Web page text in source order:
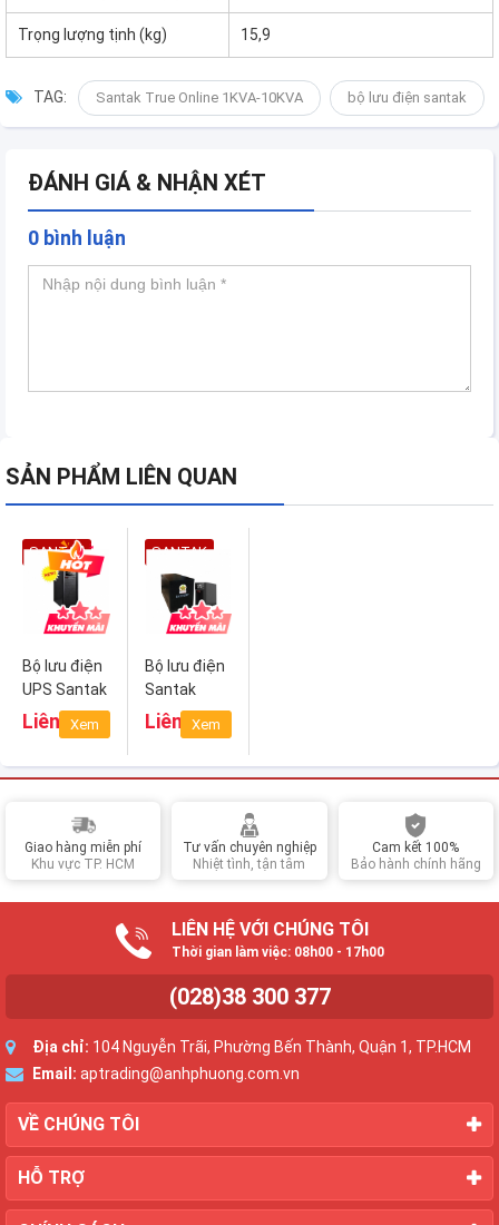
Trọng lượng tịnh (kg) 15,9
TAG: Santak True Online 1KVA-10KVA bộ lưu điện santak
ĐÁNH GIÁ & NHẬN XÉT
0 bình luận
SẢN PHẨM LIÊN QUAN
SANTAK
Bộ lưu điện
UPS Santak
C10K LCD
Liên hệ
Xem
SANTAK
Bộ lưu điện
Santak
C6KS-LCD
Ắc quy rời
Liên hệ
Xem
Giao hàng miễn phí
Khu vực TP. HCM
Tư vấn chuyên nghiệp
Nhiệt tình, tận tâm
Cam kết 100%
Bảo hành chính hãng
LIÊN HỆ VỚI CHÚNG TÔI
Thời gian làm việc: 08h00 - 17h00
(028)38 300 377
Địa chỉ: 104 Nguyễn Trãi, Phường Bến Thành, Quận 1, TP.HCM
Email: aptrading@anhphuong.com.vn
VỀ CHÚNG TÔI
HỖ TRỢ